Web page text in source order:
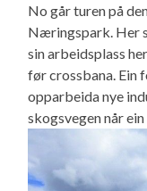
No går turen på
Næringspark. Her
sin arbeidsplass
før crossbana. Ein
opparbeida nye
skogsvegen når